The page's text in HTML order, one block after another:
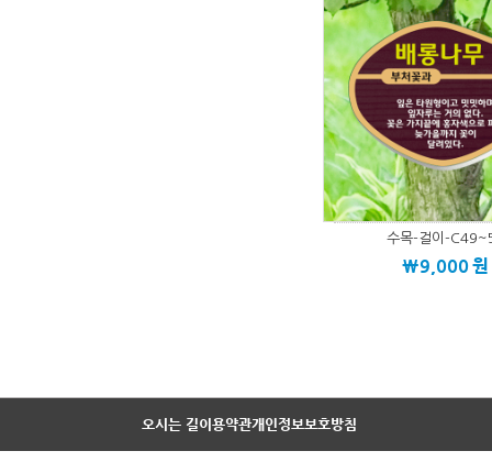
수목-걸이-
\9,000원
오시는 길이용약관개인정보보호방침